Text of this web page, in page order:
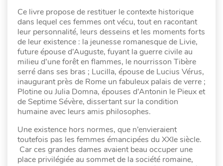
Ce livre propose de restituer le contexte historique
dans lequel ces femmes ont vécu, tout en racontant
leur personnalité, leurs desseins et les moments forts
de leur existence : la jeunesse romanesque de Livie,
future épouse d’Auguste, fuyant la guerre civile au
milieu d’une forêt en flammes, le nourrisson Tibère
serré dans ses bras ; Lucilla, épouse de Lucius Vérus,
inaugurant près de Rome un fabuleux palais de verre ;
Plotine ou Julia Domna, épouses d’Antonin le Pieux et
de Septime Sévère, dissertant sur la condition
humaine avec leurs amis philosophes.
Une existence hors normes, que n’envieraient
toutefois pas les femmes émancipées du XXIe siècle.
Car ces grandes dames avaient beau occuper une
place privilégiée au sommet de la société romaine,